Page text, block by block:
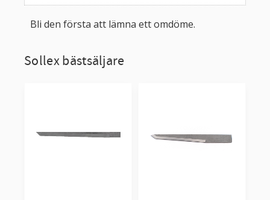
Bli den första att lämna ett omdöme.
Sollex bästsäljare